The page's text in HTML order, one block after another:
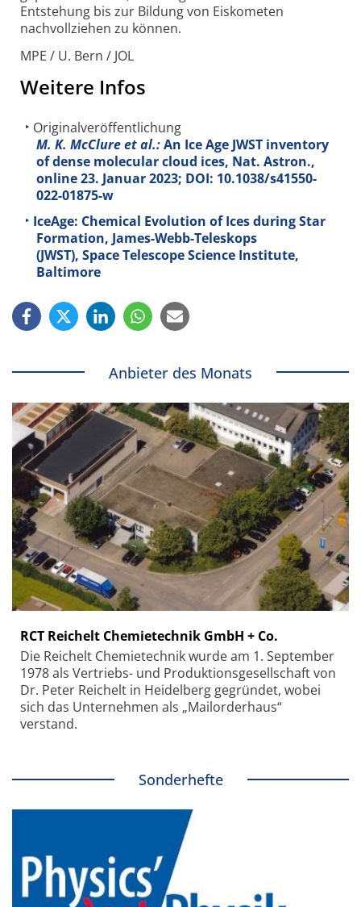
Entstehung bis zur Bildung von Eiskometen
nachvollziehen zu können.
MPE / U. Bern / JOL
Weitere Infos
Originalveröffentlichung
M. K. McClure et al.:An Ice Age JWST inventory
of dense molecular cloud ices, Nat. Astron.,
online 23. Januar 2023; DOI: 10.1038/s41550-
022-01875-w
IceAge: Chemical Evolution of Ices during Star
Formation, James-Webb-Teleskops
(JWST), Space Telescope Science Institute,
Baltimore
Anbieter des Monats
RCT Reichelt Chemietechnik GmbH + Co.
Die Reichelt Chemietechnik wurde am 1. September
1978 als Vertriebs- und Produktionsgesellschaft von
Dr. Peter Reichelt in Heidelberg gegründet, wobei
sich das Unternehmen als „Mailorderhaus“
verstand.
Sonderhefte